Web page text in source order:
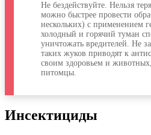
Не бездействуйте. Нельзя
можно быстрее провести
нескольких) с применением
холодный и горячий туман
уничтожать вредителей. Не
таких жуков приводят к
своим здоровьем и
питомцы.
Инсектициды